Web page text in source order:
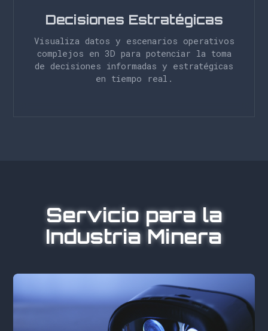
Decisiones Estratégicas
Visualiza datos y escenarios operativos
complejos en 3D para potenciar la toma
de decisiones informadas y estratégicas
en tiempo real.
Servicio para la
Industria Minera